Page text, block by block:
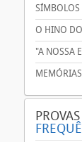
SÍMBOLOS
O HINO
"A NOSSA
MEMÓRIAS
PROVAS